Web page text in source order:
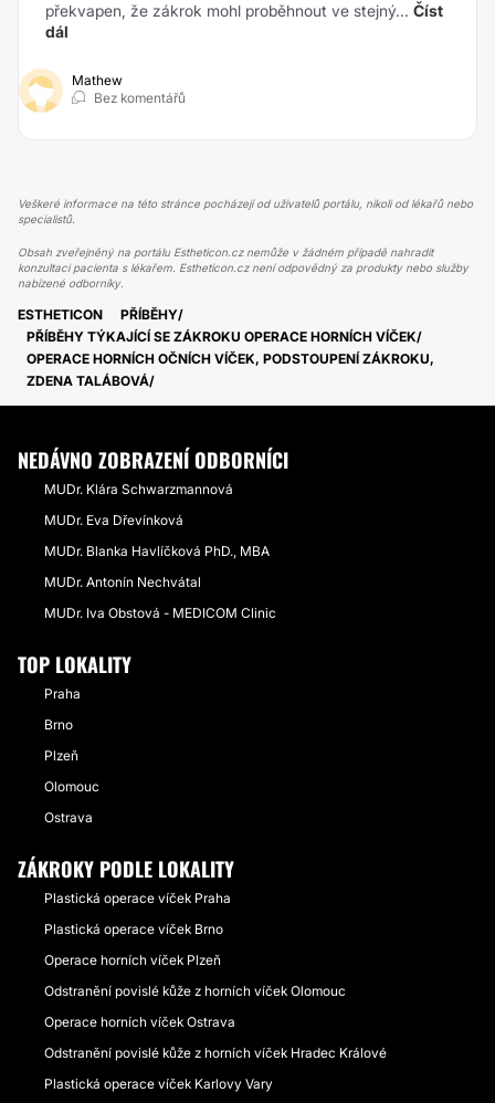
překvapen, že zákrok mohl proběhnout ve stejný... Číst
dál
Mathew
Bez komentářů
Veškeré informace na této stránce pocházejí od uživatelů portálu, nikoli od lékařů nebo
specialistů.
Obsah zveřejněný na portálu Estheticon.cz nemůže v žádném případě nahradit
konzultaci pacienta s lékařem. Estheticon.cz není odpovědný za produkty nebo služby
nabízené odborníky.
ESTHETICON
PŘÍBĚHY
PŘÍBĚHY TÝKAJÍCÍ SE ZÁKROKU OPERACE HORNÍCH VÍČEK
OPERACE HORNÍCH OČNÍCH VÍČEK, PODSTOUPENÍ ZÁKROKU,
ZDENA TALÁBOVÁ
NEDÁVNO ZOBRAZENÍ ODBORNÍCI
MUDr. Klára Schwarzmannová
MUDr. Eva Dřevínková
MUDr. Blanka Havlíčková PhD., MBA
MUDr. Antonín Nechvátal
MUDr. Iva Obstová - MEDICOM Clinic
TOP LOKALITY
Praha
Brno
Plzeň
Olomouc
Ostrava
ZÁKROKY PODLE LOKALITY
Plastická operace víček Praha
Plastická operace víček Brno
Operace horních víček Plzeň
Odstranění povislé kůže z horních víček Olomouc
Operace horních víček Ostrava
Odstranění povislé kůže z horních víček Hradec Králové
Plastická operace víček Karlovy Vary